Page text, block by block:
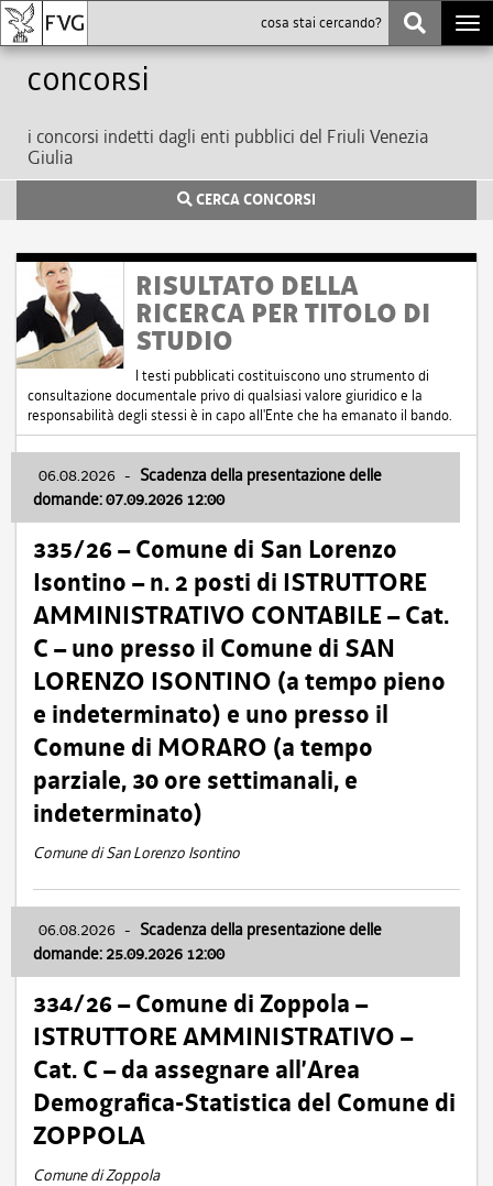
Concorsi
i concorsi indetti dagli enti pubblici del Friuli Venezia
Giulia
CERCA CONCORSI
RISULTATO DELLA
RICERCA PER TITOLO DI
STUDIO
I testi pubblicati costituiscono uno strumento di
consultazione documentale privo di qualsiasi valore giuridico e la
responsabilità degli stessi è in capo all'Ente che ha emanato il bando.
06.08.2026 - Scadenza della presentazione delle
domande: 07.09.2026 12:00
335/26 – Comune di San Lorenzo
Isontino – n. 2 posti di ISTRUTTORE
AMMINISTRATIVO CONTABILE – Cat.
C – uno presso il Comune di SAN
LORENZO ISONTINO (a tempo pieno
e indeterminato) e uno presso il
Comune di MORARO (a tempo
parziale, 30 ore settimanali, e
indeterminato)
Comune di San Lorenzo Isontino
06.08.2026 - Scadenza della presentazione delle
domande: 25.09.2026 12:00
334/26 – Comune di Zoppola –
ISTRUTTORE AMMINISTRATIVO –
Cat. C – da assegnare all’Area
Demografica-Statistica del Comune di
ZOPPOLA
Comune di Zoppola